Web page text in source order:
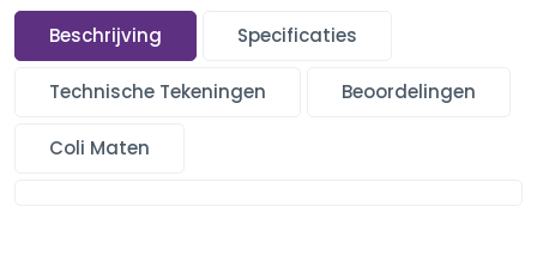
Beschrijving Specificaties
Technische Tekeningen Beoordelingen
Coli Maten